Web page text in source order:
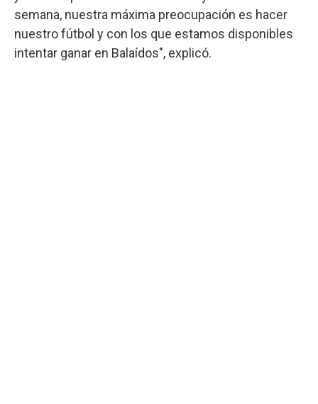
semana, nuestra máxima preocupación es hacer
nuestro fútbol y con los que estamos disponibles
intentar ganar en Balaídos", explicó.